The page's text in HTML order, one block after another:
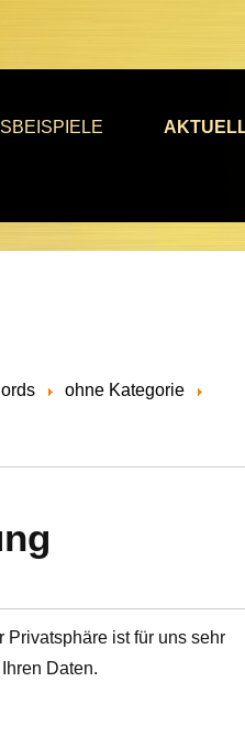
ohne Kategorie
Privatsphäre ist für uns sehr
Daten.